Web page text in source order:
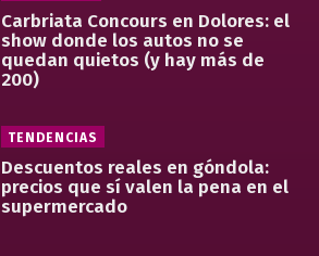
Carbriata Concours en Dolores: el
show donde los autos no se
quedan quietos (y hay más de
200)
TENDENCIAS
Descuentos reales en góndola:
precios que sí valen la pena en el
supermercado